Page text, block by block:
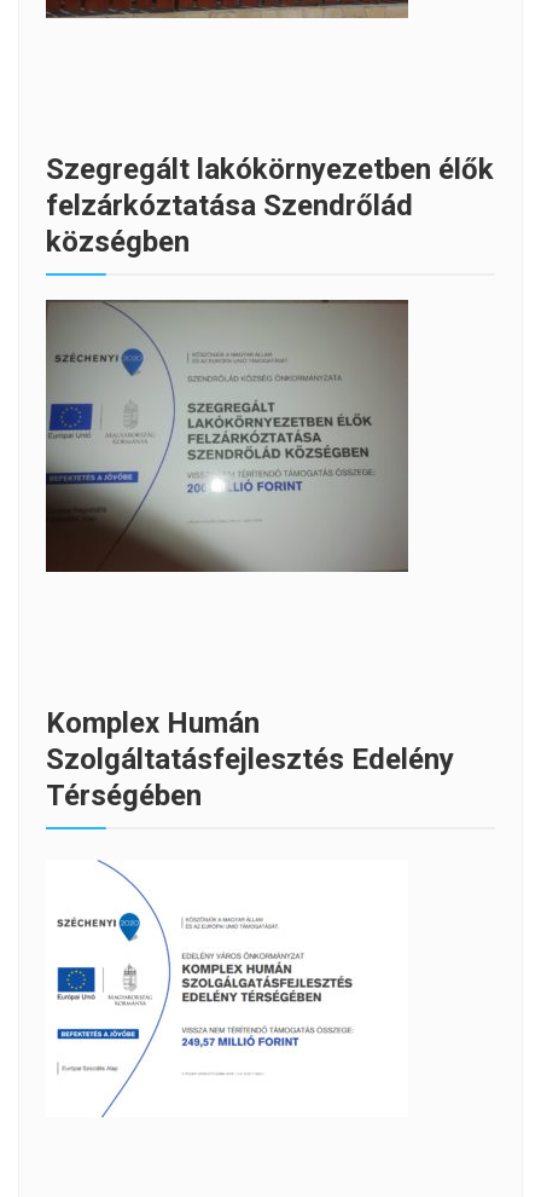
Szegregált lakókörnyezetben élők
felzárkóztatása Szendrőlád
községben
Komplex Humán
Szolgáltatásfejlesztés Edelény
Térségében